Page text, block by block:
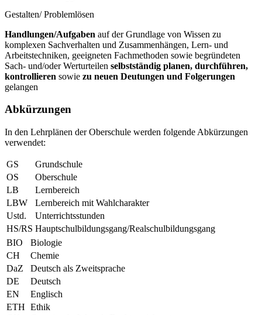
Gestalten/ Problemlösen
Handlungen/Aufgaben auf der Grundlage von Wissen zu
komplexen Sachverhalten und Zusammenhängen, Lern- und
Arbeitstechniken, geeigneten Fachmethoden sowie begründeten
Sach- und/oder Werturteilen selbstständig planen, durchführen,
kontrollieren sowie zu neuen Deutungen und Folgerungen
gelangen
Abkürzungen
In den Lehrplänen der Oberschule werden folgende Abkürzungen
verwendet:
GS
Grundschule
OS
Oberschule
LB
Lernbereich
LBW
Lernbereich mit Wahlcharakter
Ustd.
Unterrichtsstunden
HS/RS Hauptschulbildungsgang/Realschulbildungsgang
BIO
Biologie
CH
Chemie
DaZ
Deutsch als Zweitsprache
DE
Deutsch
EN
Englisch
ETH Ethik